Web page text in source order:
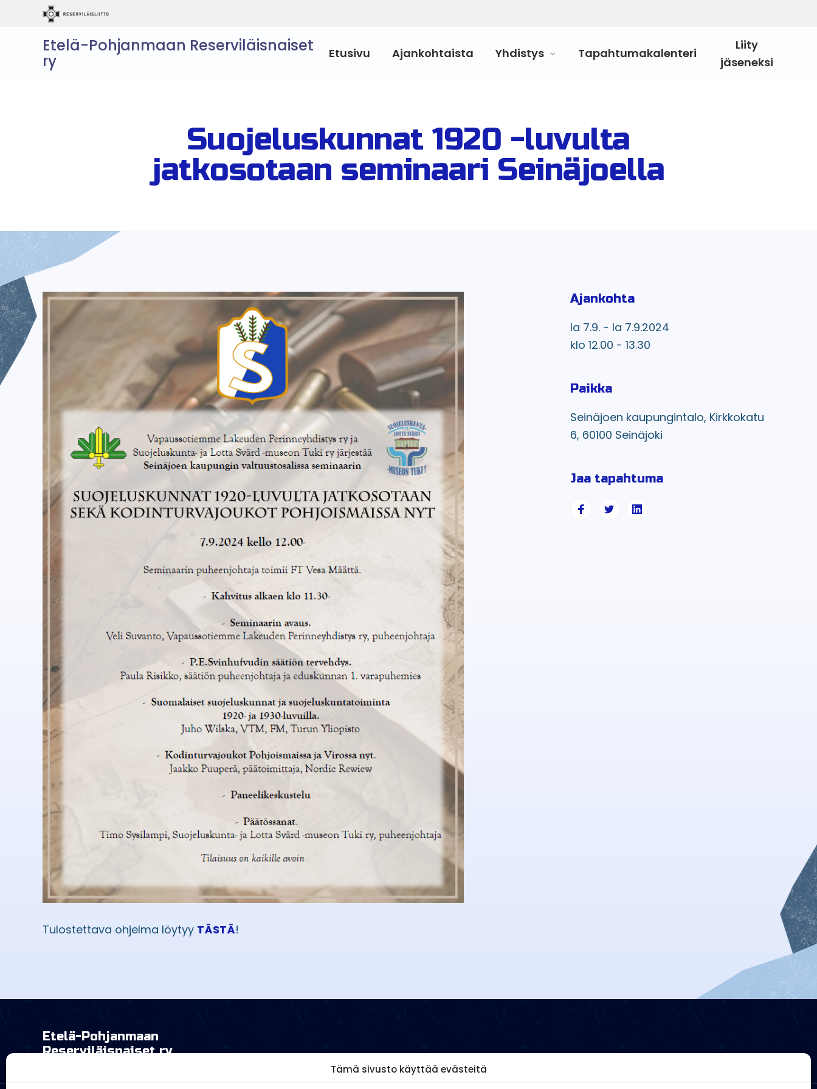
Tämä sivusto käyttää evästeitä
Etelä-Pohjanmaan Reserviläisnaiset
ry Etusivu Ajankohtaista Yhdistys Tapahtumakalenteri
Liity
jäseneksi
Suojeluskunnat 1920 -luvulta
jatkosotaan seminaari Seinäjoella
Ajankohta
la 7.9. - la 7.9.2024
klo 12.00 - 13.30
Paikka
Seinäjoen kaupungintalo, Kirkkokatu
6, 60100 Seinäjoki
Jaa tapahtuma
Tulostettava ohjelma löytyy TÄSTÄ!
Etelä-Pohjanmaan
Reserviläisnaiset ry